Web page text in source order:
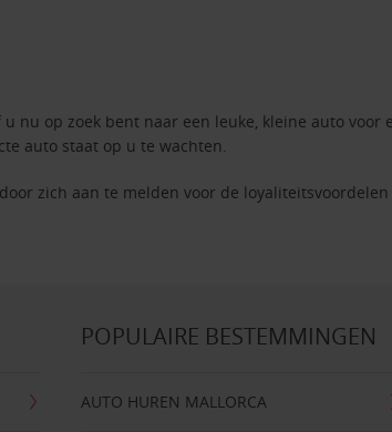
op zoek bent naar een leuke, kleine auto voor
auto staat op u te wachten.
zich aan te melden voor de
POPULAIRE BESTEMMINGEN
AUTO HUREN MALLORCA